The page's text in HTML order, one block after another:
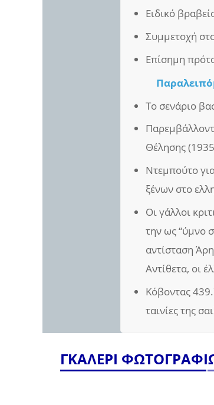
Ειδικό
Συμμετοχή
Επίσημη
Το σενάριο
Θέλησης
Ντεμπούτο
ξένων στο
Οι γάλλοι
την ως “ύμνο
αντίσταση
Αντίθετα, οι
Κόβοντας
ταινίες της
ΓΚΑΛΕΡΙ